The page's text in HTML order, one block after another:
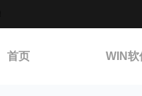
首页 WIN软